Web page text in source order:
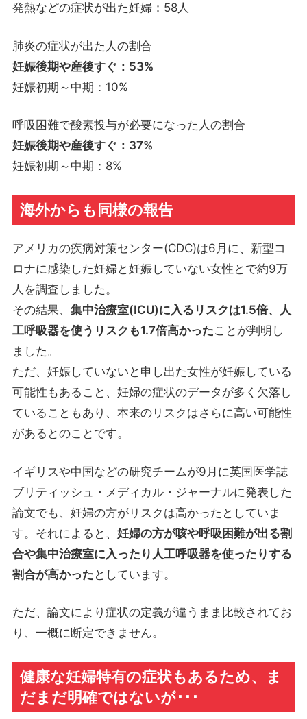
発熱などの症状が出た妊婦：58人
肺炎の症状が出た人の割合
妊娠後期や産後すぐ：53%
妊娠初期～中期：10%
呼吸困難で酸素投与が必要になった人の割合
妊娠後期や産後すぐ：37%
妊娠初期～中期：8%
海外からも同様の報告
アメリカの疾病対策センター(CDC)は6月に、新型コ
ロナに感染した妊婦と妊娠していない女性とで約9万
人を調査しました。
その結果、 集中治療室(ICU)に入るリスクは1.5倍、人
工呼吸器を使うリスクも1.7倍高かったことが判明し
ました。
ただ、妊娠していないと申し出た女性が妊娠している
可能性もあること、妊婦の症状のデータが多く欠落し
ていることもあり、本来のリスクはさらに高い可能性
があるとのことです。
イギリスや中国などの研究チームが9月に英国医学誌
ブリティッシュ・メディカル・ジャーナルに発表した
論文でも、妊婦の方がリスクは高かったとしていま
す。それによると、 妊婦の方が咳や呼吸困難が出る割
合や集中治療室に入ったり人工呼吸器を使ったりする
割合が高かった としています。
ただ、論文により症状の定義が違うまま比較されてお
り、一概に断定できません。
健康な妊婦特有の症状もあるため、ま
だまだ明確ではないが･･･